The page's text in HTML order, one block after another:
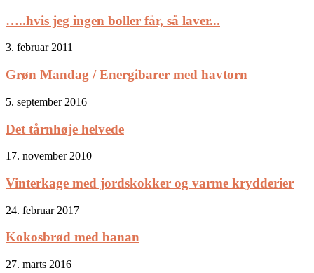
…..hvis jeg ingen boller får, så laver...
3. februar 2011
Grøn Mandag / Energibarer med havtorn
5. september 2016
Det tårnhøje helvede
17. november 2010
Vinterkage med jordskokker og varme krydderier
24. februar 2017
Kokosbrød med banan
27. marts 2016